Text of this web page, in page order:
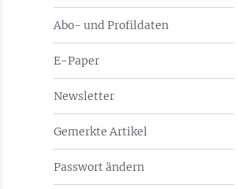
Abo- und Profildaten
E-Paper
Newsletter
Gemerkte Artikel
Passwort ändern